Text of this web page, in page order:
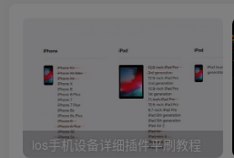
ios手机设备详细插件平刷教程